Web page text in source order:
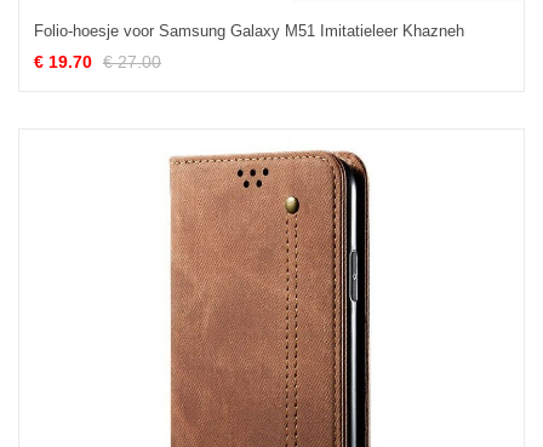
Folio-hoesje voor Samsung Galaxy M51 Imitatieleer Khazneh
€ 19.70 € 27.00